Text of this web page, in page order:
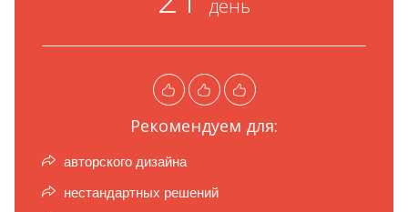
день
Рекомендуем для:
авторского дизайна
нестандартных решений